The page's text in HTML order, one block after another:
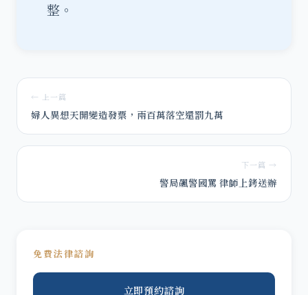
整。
← 上一篇
婦人異想天開變造發票，兩百萬落空還罰九萬
下一篇 →
警局飆警國罵 律師上銬送辦
免費法律諮詢
立即預約諮詢